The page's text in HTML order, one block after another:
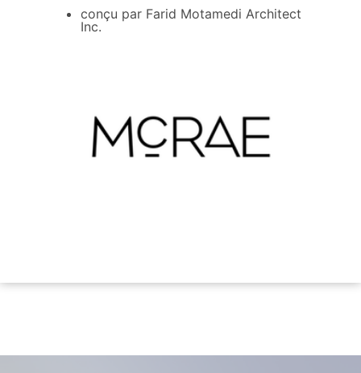
conçu par Farid Motamedi Architect
Inc.